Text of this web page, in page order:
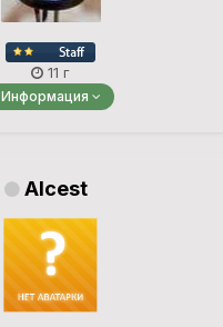
11 г
Информация
Alcest